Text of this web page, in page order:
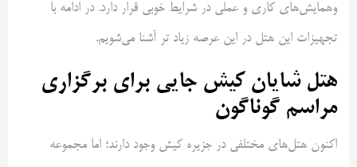
وهمایش‌های کاری و عملی در شرایط خوبی قرار دارد. در ادامه با
تجهیزات این هتل در این عرصه زیاد تر آشنا می‌شویم.
هتل شایان کیش جایی برای برگزاری
مراسم گوناگون
اکنون هتل‌های مختلفی در جزیره کیش وجود دارند؛ اما مجموعه